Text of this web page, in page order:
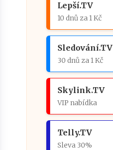
Lepší.TV
10 dnů za 1 Kč
Sledování.TV
30 dnů za 1 Kč
Skylink.TV
VIP nabídka
Telly.TV
Sleva 30%